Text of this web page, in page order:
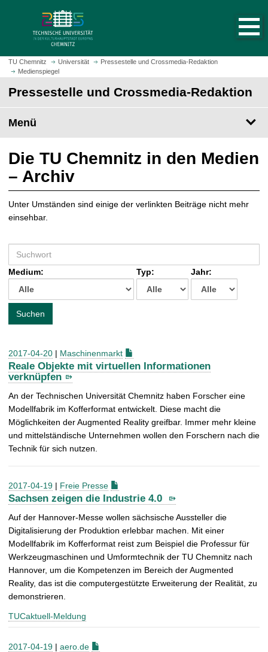
m
H
t
s
i
e
a
u
f
r
u
f
e
TU Chemnitz Universität
Pressestelle und Crossmedia-Redaktion
Medienspiegel
Pressestelle und Crossmedia-Redaktion
Menü
Die TU Chemnitz in den Medien
– Archiv
Unter Umständen sind einige der verlinkten Beiträge nicht mehr
einsehbar.
u
c
e
h
:
Medium: Typ: Jahr:
Suchen
2017-04-20 | Maschinenmarkt
Reale Objekte mit virtuellen Informationen
verknüpfen
An der Technischen Universität Chemnitz haben Forscher eine
Modellfabrik im Kofferformat entwickelt. Diese macht die
Möglichkeiten der Augmented Reality greifbar. Immer mehr kleine
und mittelständische Unternehmen wollen den Forschern nach die
Technik für sich nutzen.
2017-04-19 | Freie Presse
Sachsen zeigen die Industrie 4.0
Auf der Hannover-Messe wollen sächsische Aussteller die
Digitalisierung der Produktion erlebbar machen. Mit einer
Modellfabrik im Kofferformat reist zum Beispiel die Professur für
Werkzeugmaschinen und Umformtechnik der TU Chemnitz nach
Hannover, um die Kompetenzen im Bereich der Augmented
Reality, das ist die computergestützte Erweiterung der Realität, zu
demonstrieren.
TUCaktuell-Meldung
2017-04-19 | aero.de